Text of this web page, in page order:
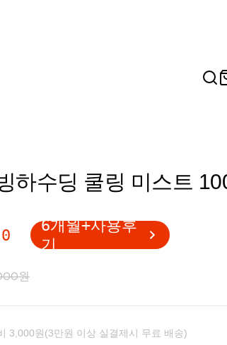
하수딩 쿨링 미스트
6개월+사용후
기
원
3,000원(3만원 이상 실결제시 무료 배송)